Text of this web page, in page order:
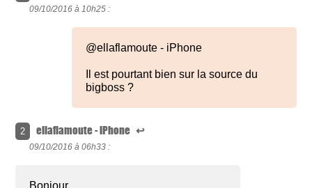
09/10/2016 à 10h25 :
@ellaflamoute - iPhone
Il est pourtant bien sur la source du
bigboss ?
2 ellaflamoute - iPhone ↩
09/10/2016 à 06h33 :
Bonjour,